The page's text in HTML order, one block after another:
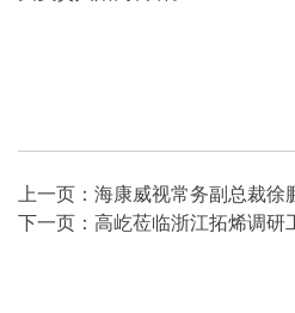
上一页： 海康威视常务副总裁徐
下一页： 高屹莅临浙江拓烯调研